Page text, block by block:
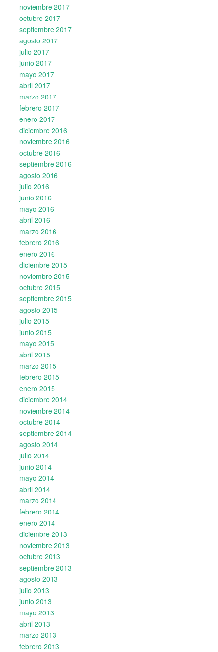
noviembre 2017
octubre 2017
septiembre 2017
agosto 2017
julio 2017
junio 2017
mayo 2017
abril 2017
marzo 2017
febrero 2017
enero 2017
diciembre 2016
noviembre 2016
octubre 2016
septiembre 2016
agosto 2016
julio 2016
junio 2016
mayo 2016
abril 2016
marzo 2016
febrero 2016
enero 2016
diciembre 2015
noviembre 2015
octubre 2015
septiembre 2015
agosto 2015
julio 2015
junio 2015
mayo 2015
abril 2015
marzo 2015
febrero 2015
enero 2015
diciembre 2014
noviembre 2014
octubre 2014
septiembre 2014
agosto 2014
julio 2014
junio 2014
mayo 2014
abril 2014
marzo 2014
febrero 2014
enero 2014
diciembre 2013
noviembre 2013
octubre 2013
septiembre 2013
agosto 2013
julio 2013
junio 2013
mayo 2013
abril 2013
marzo 2013
febrero 2013